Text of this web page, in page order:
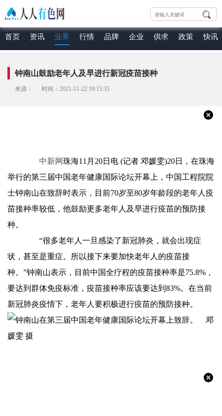
首页 资讯 业界 行情 品牌 企业 供求 政策 快讯
钟南山鼓励老年人及早进行新冠疫苗接种
来源： 时间：2021-11-22 19:13:35
中新网珠海11月20日电 (记者 邓媛雯)20日，在珠海
举行的第三届中国老年健康国际论坛开幕上，中国工程院院
士钟南山在致辞时表示，目前70岁至80岁年龄段的老年人疫
苗接种率较低，他鼓励更多老年人及早进行疫苗的预防接
种。
“很多老年人一旦感染了新冠肺炎，就会出现症
状，甚至是重症。所以接下来要加快老年人的疫苗接
种。”钟南山表示，目前中国全疗程的疫苗接种率是75.8%，
要达到群体免疫标准，疫苗接种率应该要达到83%。在当前
新冠肺炎疫情下，老年人要积极进行疫苗的预防接种。